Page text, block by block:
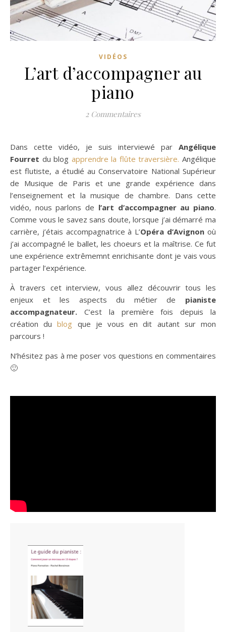
VIDÉOS
L’art d’accompagner au
piano
2 Commentaires
Dans cette vidéo, je suis interviewé par Angélique
Fourret du blog apprendre la flûte traversière. Angélique
est flutiste, a étudié au Conservatoire National Supérieur
de Musique de Paris et une grande expérience dans
l’enseignement et la musique de chambre. Dans cette
vidéo, nous parlons de l’art d’accompagner au piano.
Comme vous le savez sans doute, lorsque j’ai démarré ma
carrière, j’étais accompagnatrice à L’Opéra d’Avignon où
j’ai accompagné le ballet, les choeurs et la maîtrise. Ce fut
une expérience extrêmemnt enrichisante dont je vais vous
partager l’expérience.
À travers cet interview, vous allez découvrir tous les
enjeux et les aspects du métier de pianiste
accompagnateur. C’est la première fois depuis la
création dublog que je vous en dit autant sur mon
parcours !
N’hésitez pas à me poser vos questions en commentaires
🙂